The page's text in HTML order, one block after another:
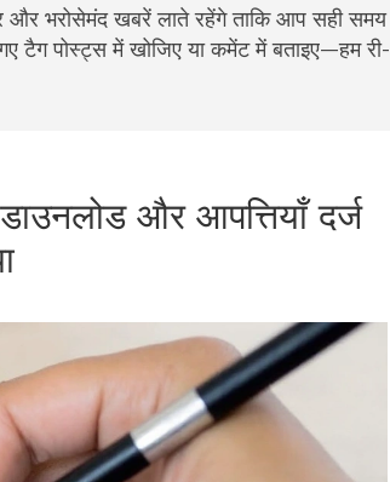
और भरोसेमंद खबरें लाते रहेंगे ताकि आप सही समय
टैग पोस्ट्स में खोजिए या कमेंट में बताइए—हम री-
और आपत्तियाँ दर्ज